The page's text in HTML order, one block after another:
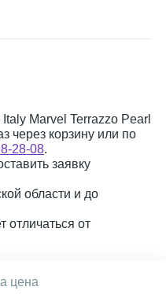
Marvel Terrazzo Pearl
через корзину или по
28-08.
заявку
области и до
отличаться от
цена